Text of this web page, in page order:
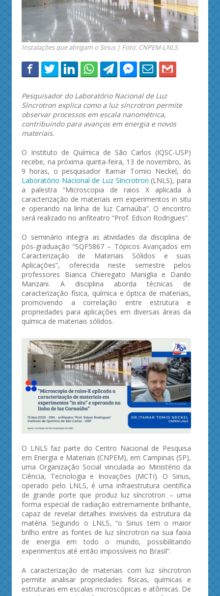
Instalações que abrigam o Sirius | Foto: CNPEM-LNLS
Pesquisador do Laboratório Nacional de Luz
Síncrotron explica como a luz síncrotron permite
observar processos em escala nanométrica,
contribuindo para avanços em energia e novos
materiais.
O Instituto de Química de São Carlos (IQSC-USP)
recebe, na próxima quinta-feira, 13 de novembro, às
9 horas, o pesquisador Itamar Tomio Neckel, do
Laboratório Nacional de Luz Síncrotron (LNLS), para
a palestra “Microscopia de raios X aplicada à
caracterização de materiais em experimentos in situ
e operando na linha de luz Carnaúba”. O encontro
será realizado no anfiteatro “Prof. Edson Rodrigues”.
O seminário integra as atividades da disciplina de
pós-graduação “SQF5867 – Tópicos Avançados em
Caracterização de Materiais Sólidos e suas
Aplicações”, oferecida neste semestre pelos
professores Bianca Chieregato Maniglia e Danilo
Manzani. A disciplina aborda técnicas de
caracterização física, química e óptica de materiais,
promovendo a correlação entre estrutura e
propriedades para aplicações em diversas áreas da
química de materiais sólidos.
O LNLS faz parte do Centro Nacional de Pesquisa
em Energia e Materiais (CNPEM), em Campinas (SP),
uma Organização Social vinculada ao Ministério da
Ciência, Tecnologia e Inovações (MCTI). O Sirius,
operado pelo LNLS, é uma infraestrutura científica
de grande porte que produz luz síncrotron – uma
forma especial de radiação extremamente brilhante,
capaz de revelar detalhes invisíveis da estrutura da
matéria. Segundo o LNLS, “o Sirius tem o maior
brilho entre as fontes de luz síncrotron na sua faixa
de energia em todo o mundo, possibilitando
experimentos até então impossíveis no Brasil”.
A caracterização de materiais com luz síncrotron
permite analisar propriedades físicas, químicas e
estruturais em escalas microscópicas e atômicas. De